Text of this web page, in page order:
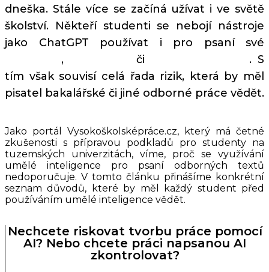
dneška. Stále více se začíná užívat i ve světě
školství. Někteří studenti se nebojí nástroje
jako ChatGPT používat i pro psaní své
, či
. S
tím však souvisí celá řada rizik, která by měl
pisatel bakalářské či jiné odborné práce vědět.
Jako portál Vysokoškolsképráce.cz, který má četné
zkušenosti s přípravou podkladů pro studenty na
tuzemských univerzitách, víme, proč se využívání
umělé inteligence pro psaní odborných textů
nedoporučuje. V tomto článku přinášíme konkrétní
seznam důvodů, které by měl každý student před
používáním umělé inteligence vědět.
Nechcete riskovat tvorbu práce pomocí
AI? Nebo chcete práci napsanou AI
zkontrolovat?